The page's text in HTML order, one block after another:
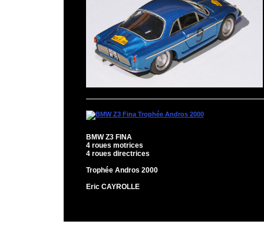
BMW Z3 FINA
4 roues motrices
4 roues directrices
Trophée Andros 2000
Eric CAYROLLE